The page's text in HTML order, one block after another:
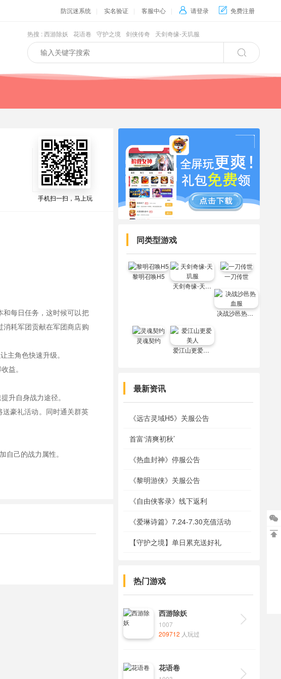
防沉迷系统 实名验证 客服中心  请登录  免费注册
热搜 :西游除妖 花语卷 守护之境 剑侠传奇 天剑奇缘-天玑服



手机扫一扫，马上玩
每日任务，这时候可以把
耗军团贡献在军团商店购
主角色快速升级。
益。
提升自身战力途径。
豪礼活动。同时通关群英
己的战力属性。
同类型游戏
黎明召唤H5
天剑奇缘-天玑服
一刀传世
决战沙邑热血服
灵魂契约
爱江山更爱美人
最新资讯
《远古灵域H5》关服公告
首富‘清爽初秋’
《热血封神》停服公告
《黎明游侠》关服公告
《自由侠客录》线下返利
《爱琳诗篇》7.24-7.30充值活动
【守护之境】单日累充送好礼
热门游戏

西游除妖
1007
209712 人玩过

花语卷